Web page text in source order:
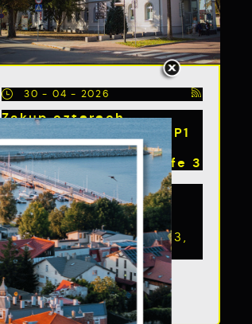
30 - 04 - 2026
Zakup czterech
defibrylatorów iPad SP1
wraz szafkami
zewnętrznymi Debisafe 3
Zakup czterech
defibrylatorów iPad SP1
wraz szafkami
zewnętrznymi Debisafe 3,
został sfinansowany...